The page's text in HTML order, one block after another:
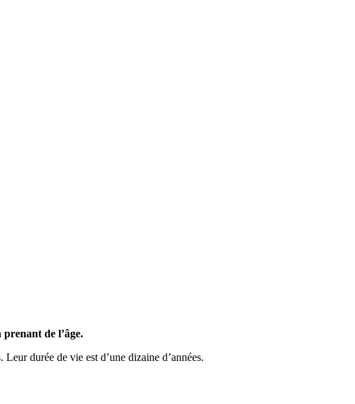
prenant de l’âge.
durée de vie est d’une dizaine d’années.